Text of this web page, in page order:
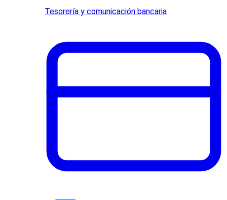
Tesorería y comunicación bancaria